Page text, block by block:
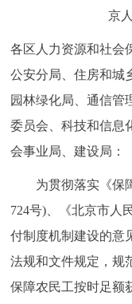
绿色北京
多语种
ENGLISH
ESPAÑOL
ITALIANO
京
各区人力资源和社会
公安分局、住房和城
园林绿化局、通信管
委员会、科技和信息
会事业局、建设局：
为贯彻落实《保障
724号)、《北京市人
付制度机制建设的意
法规和文件规定，规
保障农民工按时足额